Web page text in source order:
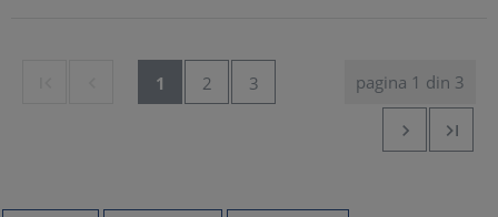
1 2 3 pagina 1 din 3

